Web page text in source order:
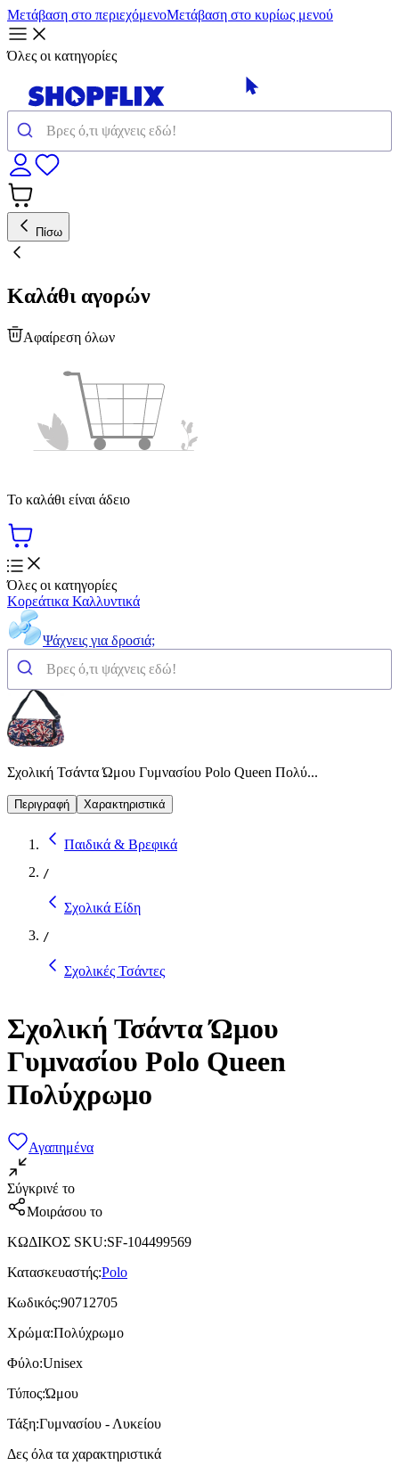
Μετάβαση στο περιεχόμενοΜετάβαση στο κυρίως μενού
Όλες οι κατηγορίες
Πίσω
Καλάθι αγορών
Αφαίρεση όλων
Το καλάθι είναι άδειο
Όλες οι κατηγορίες
Κορεάτικα Καλλυντικά
Ψάχνεις για δροσιά;
Σχολική Τσάντα Ώμου Γυμνασίου Polo Queen Πολύ...
Περιγραφή Χαρακτηριστικά
Παιδικά & Βρεφικά
/
Σχολικά Είδη
/
Σχολικές Τσάντες
Σχολική Τσάντα Ώμου
Γυμνασίου Polo Queen
Πολύχρωμο
Αγαπημένα
Σύγκρινέ το
Μοιράσου το
ΚΩΔΙΚΟΣ SKU:SF-104499569
Κατασκευαστής:Polo
Κωδικός:90712705
Χρώμα:Πολύχρωμο
Φύλο:Unisex
Τύπος:Ώμου
Τάξη:Γυμνασίου - Λυκείου
Δες όλα τα χαρακτηριστικά